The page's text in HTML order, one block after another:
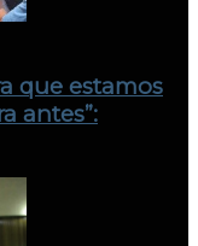
que estamos
antes”: